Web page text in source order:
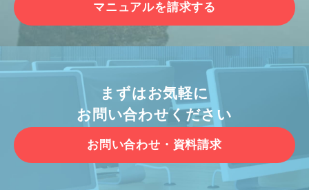
マニュアルを請求する
まずはお気軽に
お問い合わせください
お問い合わせ・資料請求